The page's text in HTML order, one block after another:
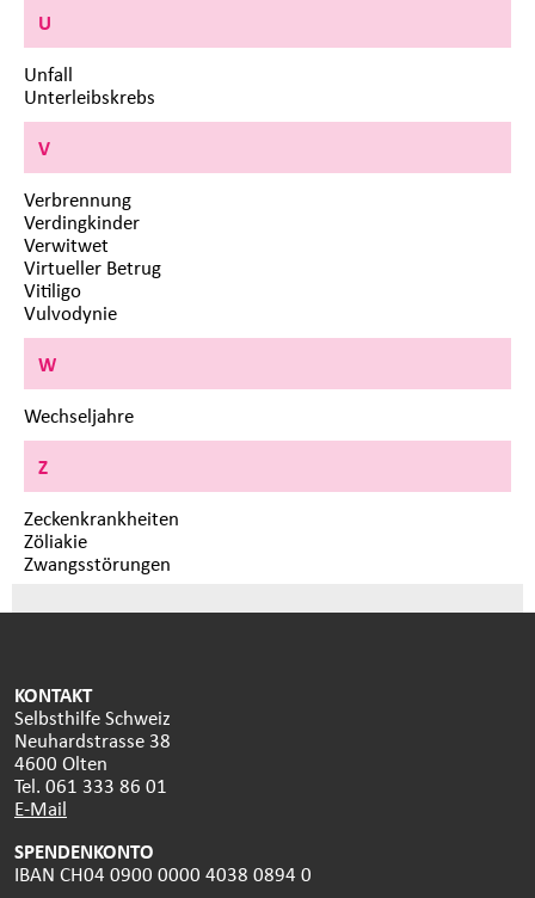
U
Unfall
Unterleibskrebs
V
Verbrennung
Verdingkinder
Verwitwet
Virtueller Betrug
Vitiligo
Vulvodynie
W
Wechseljahre
Z
Zeckenkrankheiten
Zöliakie
Zwangsstörungen
KONTAKT
Selbsthilfe Schweiz
Neuhardstrasse 38
4600 Olten
Tel. 061 333 86 01
E-Mail
SPENDENKONTO
IBAN CH04 0900 0000 4038 0894 0